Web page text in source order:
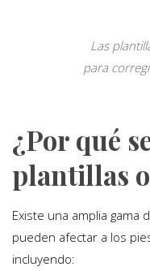
Las
para
¿Por qué
plantillas
Existe una amplia gama
pueden afectar a los
incluyendo: